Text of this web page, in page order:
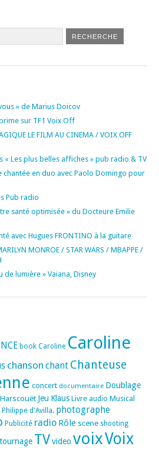
» de Marius Doicov
sur TF1 Voix Off
LE FILM AU CINEMA / VOIX OFF
« Les plus belles affiches » pub radio & TV
chantée en duo avec Paolo Domingo pour
Pub radio
santé optimisée » du Docteure Emilie
avec Hugues FRONTINO à la guitare
MONROE / STAR WARS / MBAPPE /
de lumière » Vaiana, Disney
book Caroline Caroline
chanson chant Chanteuse
concert documentaire Doublage
Jeu Klaus Livre audio Musical
Philippe d'Avilla. photographe
Publicité radio Rôle scene shooting
tournage TVvideo voixVoix